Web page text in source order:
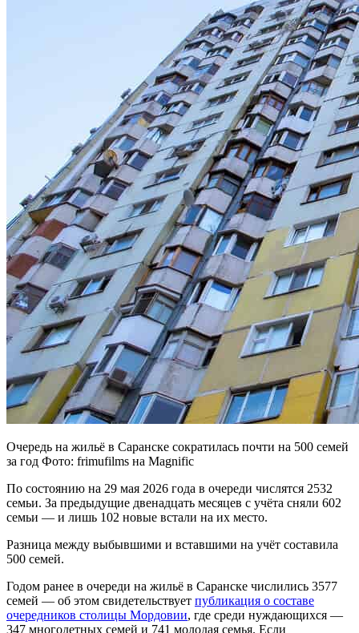
Очередь на жильё в Саранске сократилась почти на 500 семей
за год Фото: frimufilms на Magnific
По состоянию на 29 мая 2026 года в очереди числятся 2532
семьи. За предыдущие двенадцать месяцев с учёта сняли 602
семьи — и лишь 102 новые встали на их место.
Разница между выбывшими и вставшими на учёт составила
500 семей.
Годом ранее в очереди на жильё в Саранске числились 3577
семей — об этом свидетельствует публикация о составе
очередников столицы Мордовии, где среди нуждающихся —
347 многодетных семей и 741 молодая семья. Если